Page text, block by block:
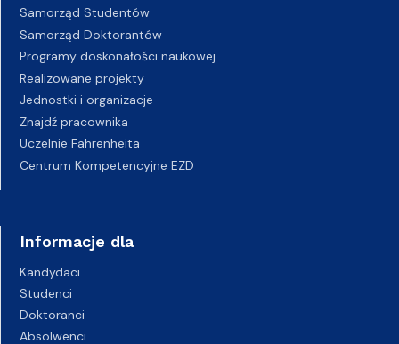
Samorząd Studentów
Samorząd Doktorantów
Programy doskonałości naukowej
Realizowane projekty
Jednostki i organizacje
Znajdź pracownika
Uczelnie Fahrenheita
Centrum Kompetencyjne EZD
Informacje dla
Kandydaci
Studenci
Doktoranci
Absolwenci